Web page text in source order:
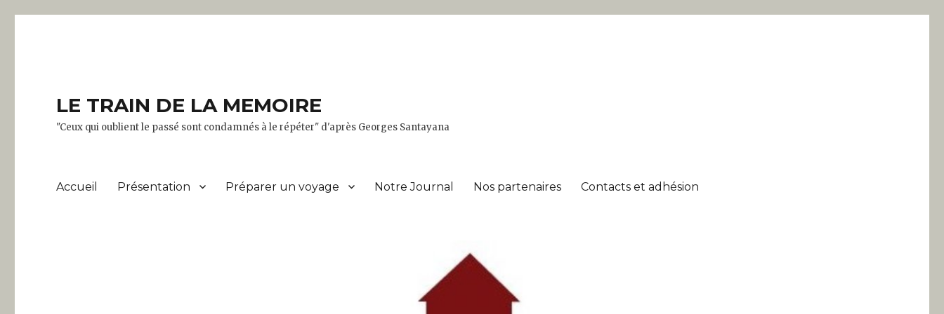
LE TRAIN DE LA MEMOIRE
"Ceux qui oublient le passé sont condamnés à le répéter" d'après Georges Santayana
Accueil Présentation Préparer un voyage Notre Journal Nos partenaires Contacts et adhésion